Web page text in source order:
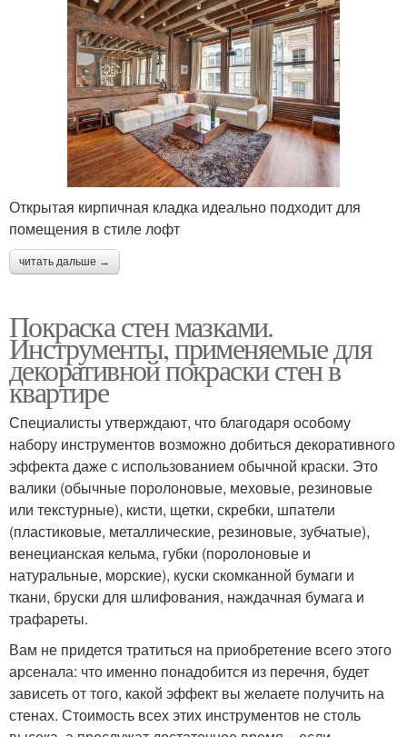
Открытая кирпичная кладка идеально подходит для
помещения в стиле лофт
читать дальше →
Покраска стен мазками.
Инструменты, применяемые для
декоративной покраски стен в
квартире
Специалисты утверждают, что благодаря особому
набору инструментов возможно добиться декоративного
эффекта даже с использованием обычной краски. Это
валики (обычные поролоновые, меховые, резиновые
или текстурные), кисти, щетки, скребки, шпатели
(пластиковые, металлические, резиновые, зубчатые),
венецианская кельма, губки (поролоновые и
натуральные, морские), куски скомканной бумаги и
ткани, бруски для шлифования, наждачная бумага и
трафареты.
Вам не придется тратиться на приобретение всего этого
арсенала: что именно понадобится из перечня, будет
зависеть от того, какой эффект вы желаете получить на
стенах. Стоимость всех этих инструментов не столь